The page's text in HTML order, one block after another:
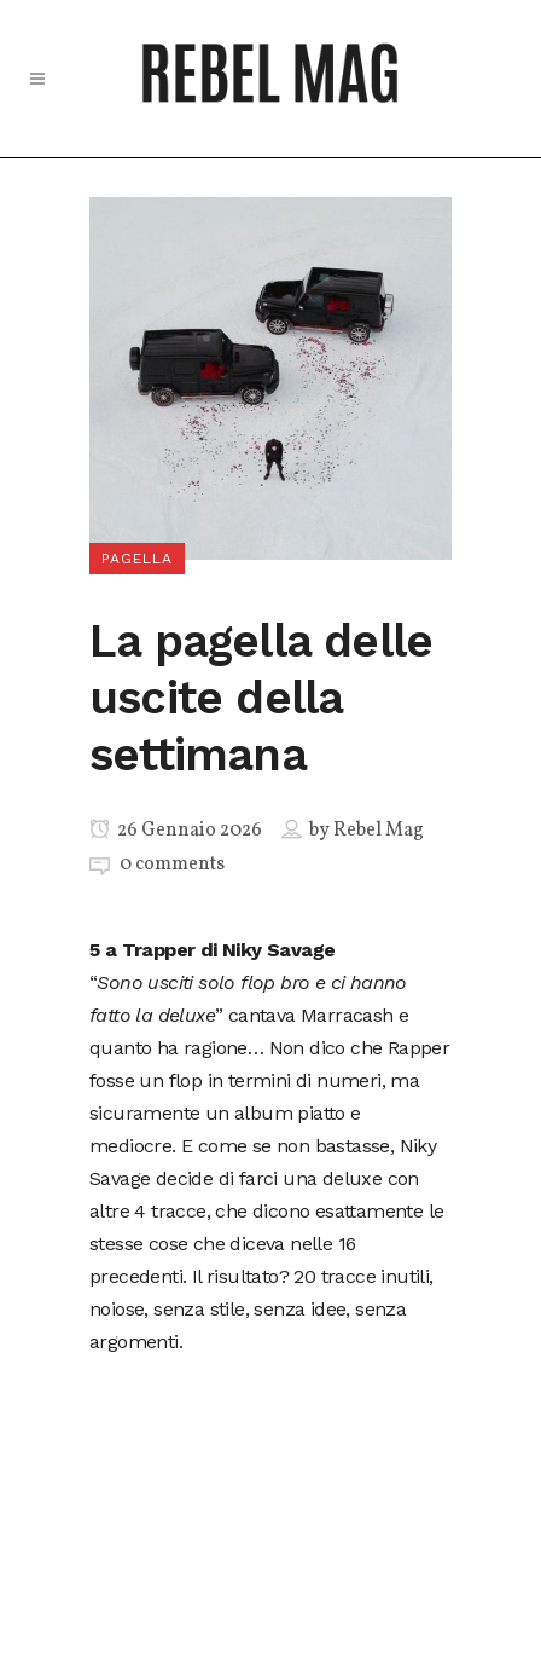
PAGELLA
La pagella delle
uscite della
settimana
26 Gennaio 2026 byRebel Mag
0 comments
5 a Trapper di Niky Savage
“Sono usciti solo flop bro e ci hanno
fatto la deluxe” cantava Marracash e
quanto ha ragione… Non dico che Rapper
fosse un flop in termini di numeri, ma
sicuramente un album piatto e
mediocre. E come se non bastasse, Niky
Savage decide di farci una deluxe con
altre 4 tracce, che dicono esattamente le
stesse cose che diceva nelle 16
precedenti. Il risultato? 20 tracce inutili,
noiose, senza stile, senza idee, senza
argomenti.